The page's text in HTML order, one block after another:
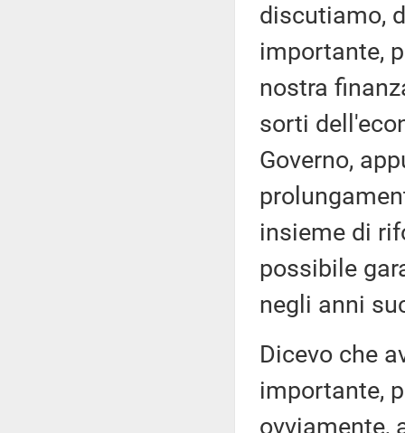
discutiamo,
importante,
nostra
sorti
Governo,
insieme di
possibile
negli anni
Dicevo che
importante,
ovviamente,